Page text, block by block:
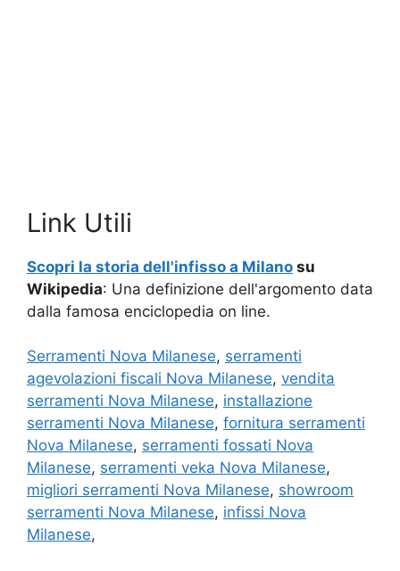
Link Utili
Scopri la storia dell'infisso a Milano su
Wikipedia: Una definizione dell'argomento data
dalla famosa enciclopedia on line.
Serramenti Nova Milanese, serramenti
agevolazioni fiscali Nova Milanese, vendita
serramenti Nova Milanese, installazione
serramenti Nova Milanese, fornitura serramenti
Nova Milanese, serramenti fossati Nova
Milanese, serramenti veka Nova Milanese,
migliori serramenti Nova Milanese, showroom
serramenti Nova Milanese, infissi Nova
Milanese,